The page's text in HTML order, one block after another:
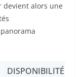
devient alors une
DISPONIBILITÉ